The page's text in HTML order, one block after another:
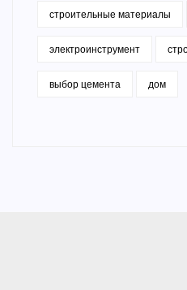
строительные материалы
электроинструмент
выбор цемента дом